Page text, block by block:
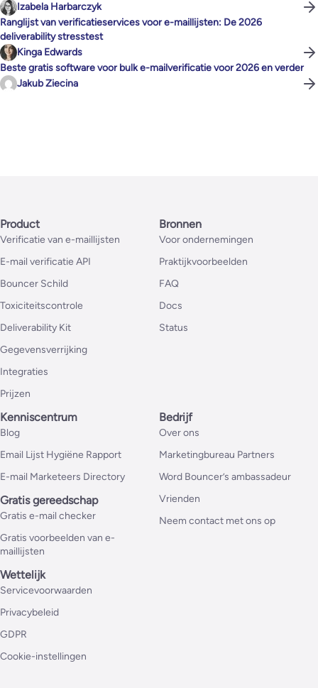
Izabela Harbarczyk
Ranglijst van verificatieservices voor e-maillijsten: De 2026
deliverability stresstest
Kinga Edwards
Beste gratis software voor bulk e-mailverificatie voor 2026 en verder
Jakub Ziecina
Product
Verificatie van e-maillijsten
E-mail verificatie API
Bouncer Schild
Toxiciteitscontrole
Deliverability Kit
Gegevensverrijking
Integraties
Prijzen
Bronnen
Voor ondernemingen
Praktijkvoorbeelden
FAQ
Docs
Status
Kenniscentrum
Blog
Email Lijst Hygiëne Rapport
E-mail Marketeers Directory
Gratis gereedschap
Gratis e-mail checker
Gratis voorbeelden van e-
maillijsten
Bedrijf
Over ons
Marketingbureau Partners
Word Bouncer’s ambassadeur
Vrienden
Neem contact met ons op
Wettelijk
Servicevoorwaarden
Privacybeleid
GDPR
Cookie-instellingen